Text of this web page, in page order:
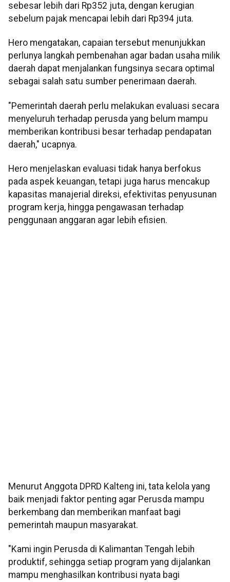
sebesar lebih dari Rp352 juta, dengan kerugian
sebelum pajak mencapai lebih dari Rp394 juta.
Hero mengatakan, capaian tersebut menunjukkan
perlunya langkah pembenahan agar badan usaha milik
daerah dapat menjalankan fungsinya secara optimal
sebagai salah satu sumber penerimaan daerah.
"Pemerintah daerah perlu melakukan evaluasi secara
menyeluruh terhadap perusda yang belum mampu
memberikan kontribusi besar terhadap pendapatan
daerah," ucapnya.
Hero menjelaskan evaluasi tidak hanya berfokus
pada aspek keuangan, tetapi juga harus mencakup
kapasitas manajerial direksi, efektivitas penyusunan
program kerja, hingga pengawasan terhadap
penggunaan anggaran agar lebih efisien.
Menurut Anggota DPRD Kalteng ini, tata kelola yang
baik menjadi faktor penting agar Perusda mampu
berkembang dan memberikan manfaat bagi
pemerintah maupun masyarakat.
"Kami ingin Perusda di Kalimantan Tengah lebih
produktif, sehingga setiap program yang dijalankan
mampu menghasilkan kontribusi nyata bagi